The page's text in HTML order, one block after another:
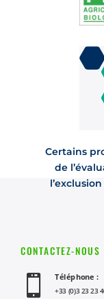
Certains
de
CONTACTEZ-NOUS
 Téléphone :
+33 (0)3 23 23